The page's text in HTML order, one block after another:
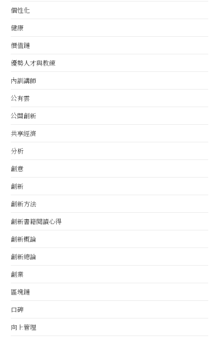
個性化
健康
價值鏈
優勢人才與教練
內訓講師
公有雲
公關創新
共享經濟
分析
創意
創新
創新方法
創新書籍閱讀心得
創新概論
創新總論
創業
區塊鏈
口碑
向上管理